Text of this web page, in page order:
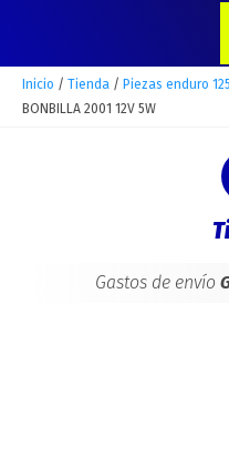
Inicio / Tienda / Piezas enduro 125
BONBILLA 2001 12V 5W
Gastos de envío
12V
5W